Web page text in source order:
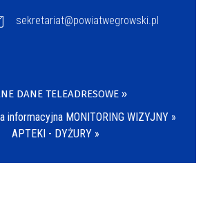
sekretariat@powiatwegrowski.pl
DANE TELEADRESOWE »
informacyjna MONITORING WIZYJNY »
APTEKI - DYŻURY »